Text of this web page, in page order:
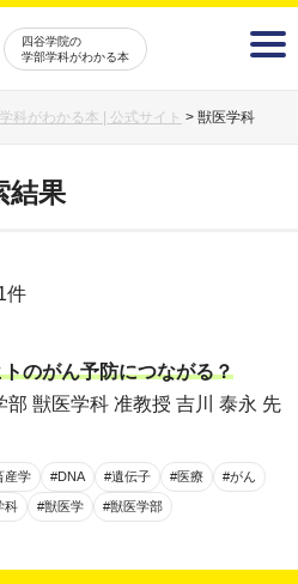
四谷学院の
学部学科がわかる本
科がわかる本 | 公式サイト > 獣医学科
結果
件
のがん予防につながる？
部 獣医学科 准教授 吉川 泰永 先
産学 #DNA #遺伝子 #医療 #がん
科 #獣医学 #獣医学部